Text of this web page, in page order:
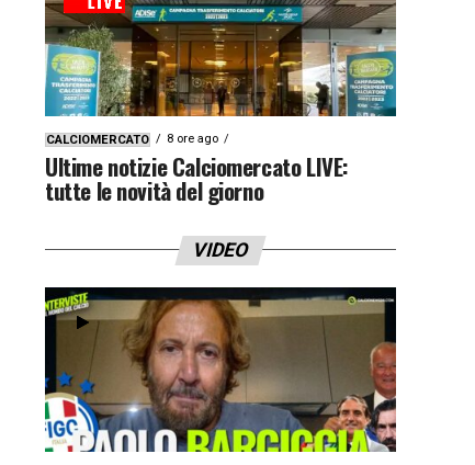
CALCIOMERCATO 8 ore ago
Ultime notizie Calciomercato LIVE:
tutte le novità del giorno
VIDEO